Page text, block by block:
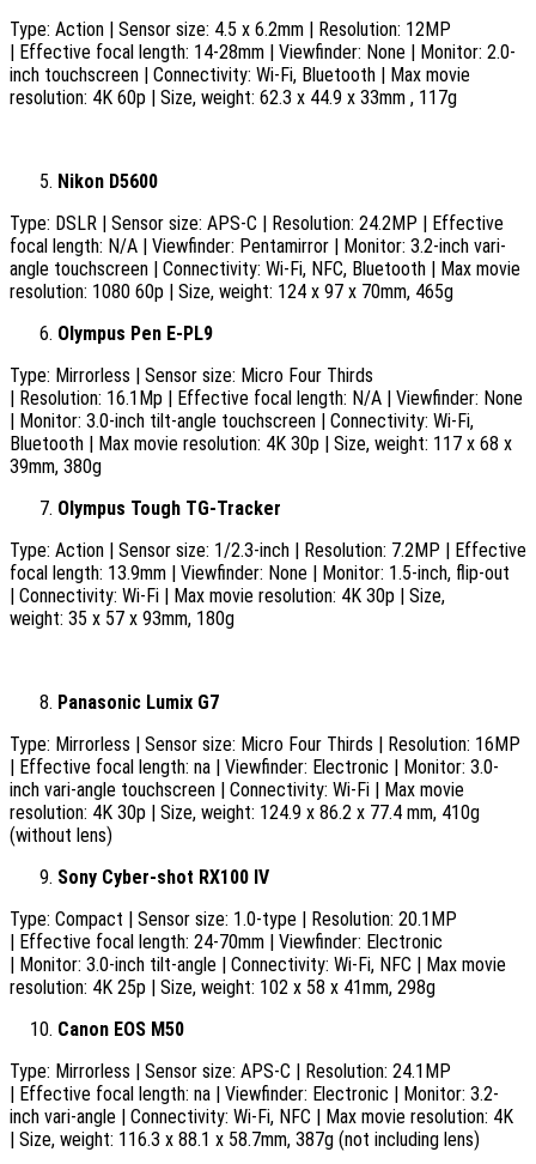
Type: Action | Sensor size: 4.5 x 6.2mm | Resolution: 12MP
| Effective focal length: 14-28mm | Viewfinder: None | Monitor: 2.0-
inch touchscreen | Connectivity: Wi-Fi, Bluetooth | Max movie
resolution: 4K 60p | Size, weight: 62.3 x 44.9 x 33mm , 117g
Nikon D5600
Type: DSLR | Sensor size: APS-C | Resolution: 24.2MP | Effective
focal length: N/A | Viewfinder: Pentamirror | Monitor: 3.2-inch vari-
angle touchscreen | Connectivity: Wi-Fi, NFC, Bluetooth | Max movie
resolution: 1080 60p | Size, weight: 124 x 97 x 70mm, 465g
Olympus Pen E-PL9
Type: Mirrorless | Sensor size: Micro Four Thirds
| Resolution: 16.1Mp | Effective focal length: N/A | Viewfinder: None
| Monitor: 3.0-inch tilt-angle touchscreen | Connectivity: Wi-Fi,
Bluetooth | Max movie resolution: 4K 30p | Size, weight: 117 x 68 x
39mm, 380g
Olympus Tough TG-Tracker
Type: Action | Sensor size: 1/2.3-inch | Resolution: 7.2MP | Effective
focal length: 13.9mm | Viewfinder: None | Monitor: 1.5-inch, flip-out
| Connectivity: Wi-Fi | Max movie resolution: 4K 30p | Size,
weight: 35 x 57 x 93mm, 180g
Panasonic Lumix G7
Type: Mirrorless | Sensor size: Micro Four Thirds | Resolution: 16MP
| Effective focal length: na | Viewfinder: Electronic | Monitor: 3.0-
inch vari-angle touchscreen | Connectivity: Wi-Fi | Max movie
resolution: 4K 30p | Size, weight: 124.9 x 86.2 x 77.4 mm, 410g
(without lens)
Sony Cyber-shot RX100 IV
Type: Compact | Sensor size: 1.0-type | Resolution: 20.1MP
| Effective focal length: 24-70mm | Viewfinder: Electronic
| Monitor: 3.0-inch tilt-angle | Connectivity: Wi-Fi, NFC | Max movie
resolution: 4K 25p | Size, weight: 102 x 58 x 41mm, 298g
Canon EOS M50
Type: Mirrorless | Sensor size: APS-C | Resolution: 24.1MP
| Effective focal length: na | Viewfinder: Electronic | Monitor: 3.2-
inch vari-angle | Connectivity: Wi-Fi, NFC | Max movie resolution: 4K
| Size, weight: 116.3 x 88.1 x 58.7mm, 387g (not including lens)